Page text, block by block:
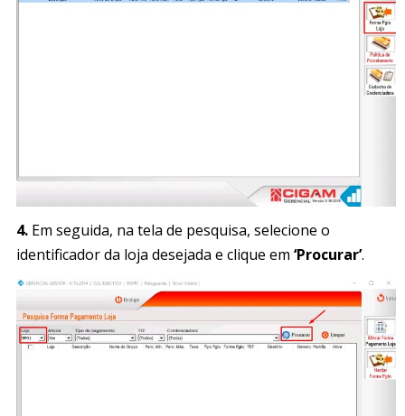
4. Em seguida, na tela de pesquisa, selecione o
identificador da loja desejada e clique em ‘Procurar’.